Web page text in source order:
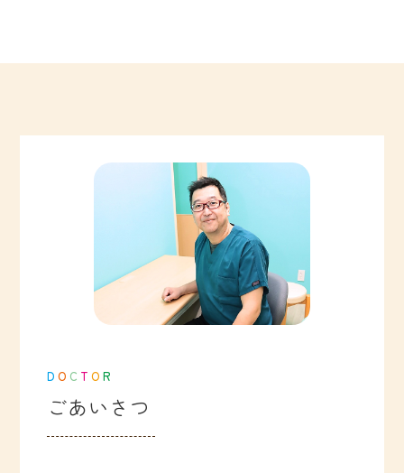
DO C TOR
ごあいさつ